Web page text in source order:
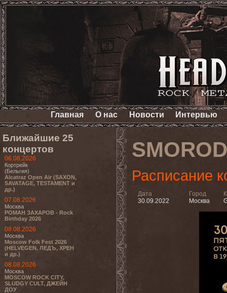
Главная О нас Новости Интервью
Ближайшие 25
концертов
06.08.2026
Кортрейк
(Бельгия)
Alcatraz Open Air (SAXON,
SAVATAGE, TESTAMENT и
др.)
07.08.2026
Москва
РОМАН ЗАХАРОВ - Rock
Birthday 2026
08.08.2026
Москва
Moscow Folk Fest 2026
(HELVEGEN, ЛЕДЪ, ХРЕН
и др.)
08.08.2026
Москва
MOSCOW ROCK CITY,
SLUDGY CULT, ДЖЕЙН
ДОУ
Расписание
Дата
30.09.2022
Город
Москва